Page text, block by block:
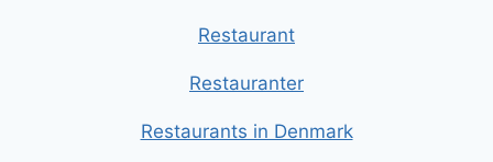
Restaurant
Restauranter
Restaurants in Denmark